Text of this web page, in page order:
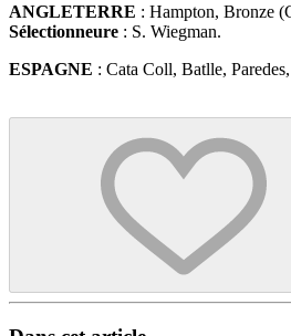
ANGLETERRE : Hampton, Bronze
Sélectionneure : S. Wiegman.
ESPAGNE : Cata Coll, Batlle,